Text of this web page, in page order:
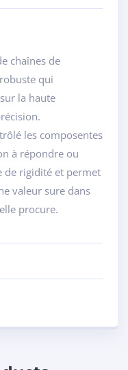
chaînes de
qui
la haute
les composentes
à répondre ou
de rigidité et permet
valeur sure dans
procure.